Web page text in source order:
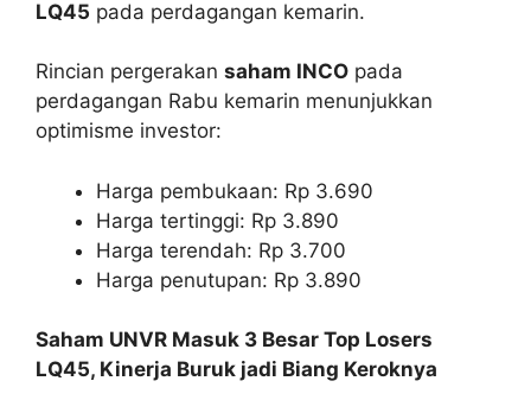
LQ45 pada perdagangan kemarin.
Rincian pergerakan saham INCO pada
perdagangan Rabu kemarin menunjukkan
optimisme investor:
Harga pembukaan: Rp 3.690
Harga tertinggi: Rp 3.890
Harga terendah: Rp 3.700
Harga penutupan: Rp 3.890
Saham UNVR Masuk 3 Besar Top Losers
LQ45, Kinerja Buruk jadi Biang Keroknya